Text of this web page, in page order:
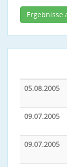
05.08.2005
09.07.2005
09.07.2005